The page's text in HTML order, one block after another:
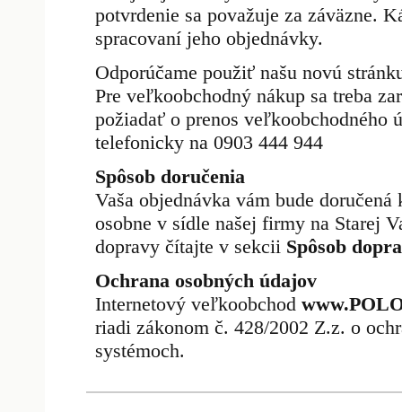
potvrdenie sa považuje za záväzne.
spracovaní jeho objednávky.
Odporúčame použiť našu novú
Pre veľkoobchodný nákup sa treba
požiadať o prenos veľkoobchodného
telefonicky na 0903 444 944
Spôsob doručenia
Vaša objednávka vám bude
osobne v sídle našej firmy na Starej
dopravy čítajte v sekcii Spôsob
Ochrana osobných údajov
Internetový veľkoobchod
riadi zákonom č. 428/2002 Z.z. o
systémoch.